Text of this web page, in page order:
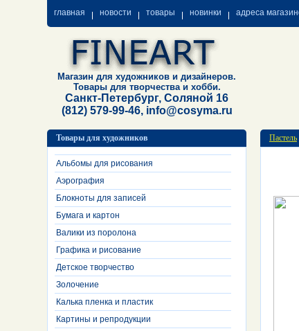
главная новости товары новинки адреса
Магазин для художников и дизайнеров.
Товары для творчества и хобби.
Санкт-Петербург, Соляной 16
(812) 579-99-46, info@cosyma.ru
Товары для художников
Альбомы для рисования
Аэрография
Блокноты для записей
Бумага и картон
Валики из поролона
Графика и рисование
Детское творчество
Золочение
Калька пленка и пластик
Картины и репродукции
Пастель